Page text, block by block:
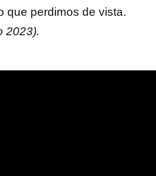
que perdimos de vista.
2023).